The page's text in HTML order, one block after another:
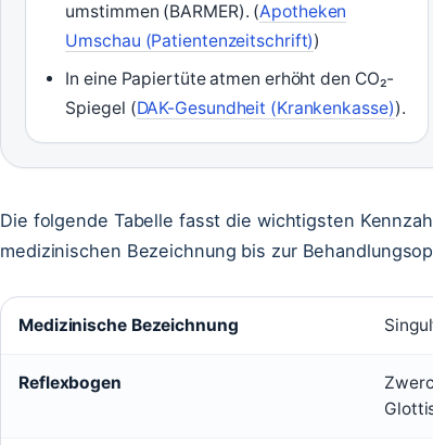
umstimmen (BARMER). (Apotheken
Umschau (Patientenzeitschrift))
In eine Papiertüte atmen erhöht den CO₂-
Spiegel (DAK-Gesundheit (Krankenkasse)).
Die folgende Tabelle fasst die wichtigsten
medizinischen Bezeichnung bis zur
Medizinische Bezeichnung
Reflexbogen